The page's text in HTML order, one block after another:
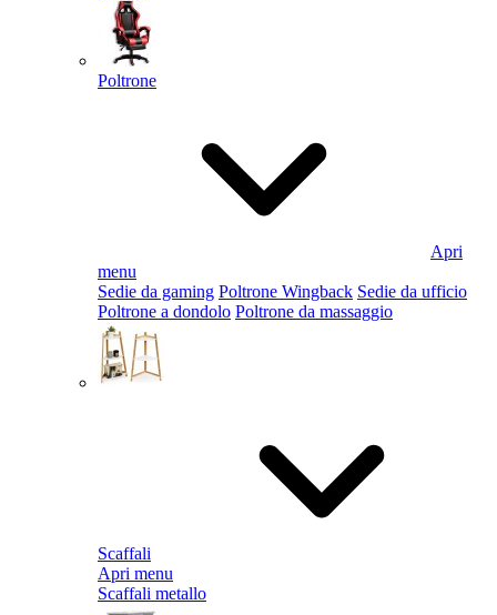
Poltrone
Apri
menu
Sedie da gaming Poltrone Wingback Sedie da ufficio
Poltrone a dondolo Poltrone da massaggio
Scaffali
Apri menu
Scaffali metallo